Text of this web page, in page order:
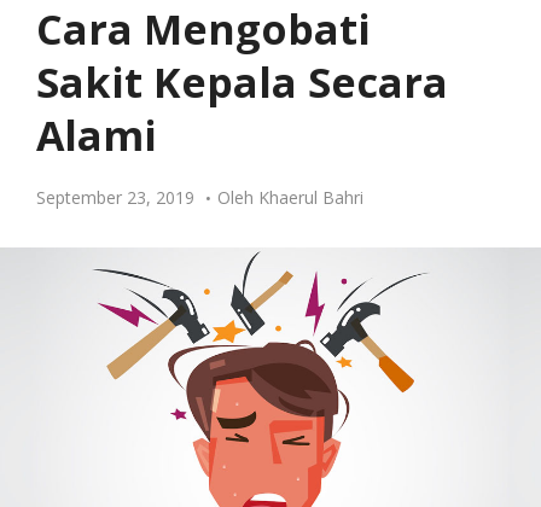
Cara Mengobati
Sakit Kepala Secara
Alami
September 23, 2019 Oleh Khaerul Bahri